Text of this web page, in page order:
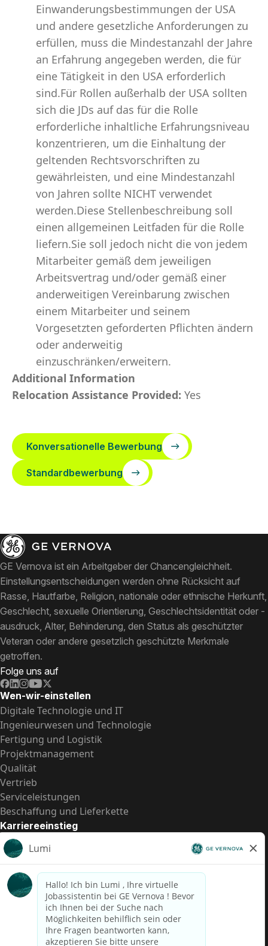
Einwanderungsbestimmungen der USA
und andere gesetzliche Anforderungen zu
erfüllen, muss die Mindestanzahl der Jahre
an Erfahrung angegeben werden, die für
eine Tätigkeit in den USA erforderlich
sind.Für Rollen außerhalb der USA sollten
sich die JDs auf das für die Rolle
erforderliche inhaltliche Erfahrungsniveau
konzentrieren, um die Einhaltung der
geltenden Rechtsvorschriften zu
gewährleisten, und eine Mindestanzahl
von Jahren sollte NICHT verwendet
werden.Diese Stellenbeschreibung soll
einen allgemeinen Leitfaden für die Rolle
liefern.Sie soll jedoch nicht die von jedem
Mitarbeiter gemäß dem jeweiligen
Arbeitsvertrag und/oder gemäß einer
anderweitigen Vereinbarung zwischen
einem Mitarbeiter und seinem
Vorgesetzten geforderten Pflichten ändern
oder anderweitig
einzuschränken/erweitern.
Additional Information
Relocation Assistance Provided: Yes
Konversationelle Bewerbung
Standardbewerbung
GE Vernova ist ein Arbeitgeber der Chancengleichheit.
Einstellungsentscheidungen werden ohne Rücksicht auf
Rasse, Hautfarbe, Religion, nationale oder ethnische Herkunft,
Geschlecht, sexuelle Orientierung, Geschlechtsidentität oder -
ausdruck, Alter, Behinderung, den Status als geschützter
Veteran oder andere gesetzlich geschützte Merkmale
getroffen.
Folge uns auf
Wen-wir-einstellen
Digitale Technologie und IT
Ingenieurwesen und Technologie
Fertigung und Logistik
Projektmanagement
Qualität
Vertrieb
Serviceleistungen
Beschaffung und Lieferkette
Karriereeinstieg
Praktika
Einstiegspositionen
Alle Möglichkeiten
Schnelle Links
US-Gehalts­transparenz
Datenschutzhinweis für Kandidaten
Betrugswarnung
Lohntransparenz in Brasilien (Relatório de Transparência